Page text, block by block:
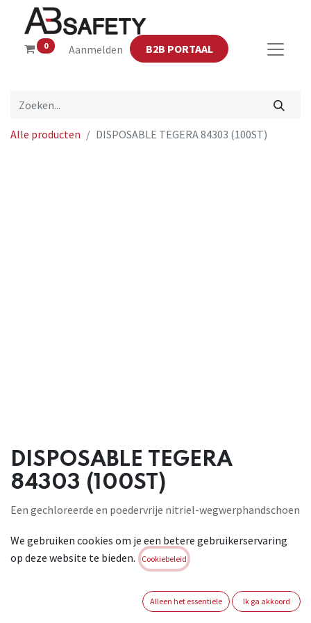
0 Aanmelden B2B PORTAAL
Alle producten DISPOSABLE TEGERA 84303 (100ST)
DISPOSABLE TEGERA
84303 (100ST)
Een gechloreerde en poedervrije nitriel-wegwerphandschoen
grippatroon. Makkelijk aan- en uittrekken en goedgekeurd
voor voedselcontact. Dankzij de touchscreen-functie kan je
mm/2,36. CAT III. Conform : EN ISO 374-1:2016/A1:2018 Type
B KPT - EN ISO 21420:2020 - EN ISO 374-5:2016
We gebruiken cookies om je een betere gebruikerservaring
op deze website te bieden.
Cookiebeleid
Alleen het essentiële Ik ga akkoord